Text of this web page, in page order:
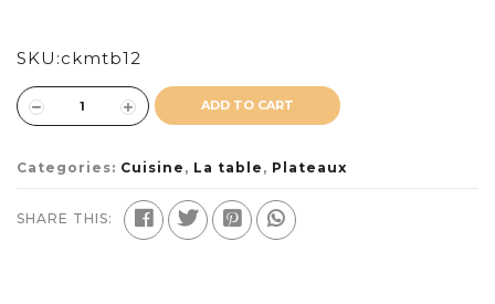
SKU:ckmtb12
ADD TO CART
Categories: Cuisine , La table , Plateaux
SHARE THIS: